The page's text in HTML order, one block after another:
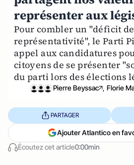
représenter aux
Pour combler un "déficit
représentativité", le Parti
appel aux candidatures
citoyens de se présenter
du parti lors des élections
Pierre Beyssac , Florie
Écoutez cet article0:00min
PARTAGER
Ajouter Atlantico en